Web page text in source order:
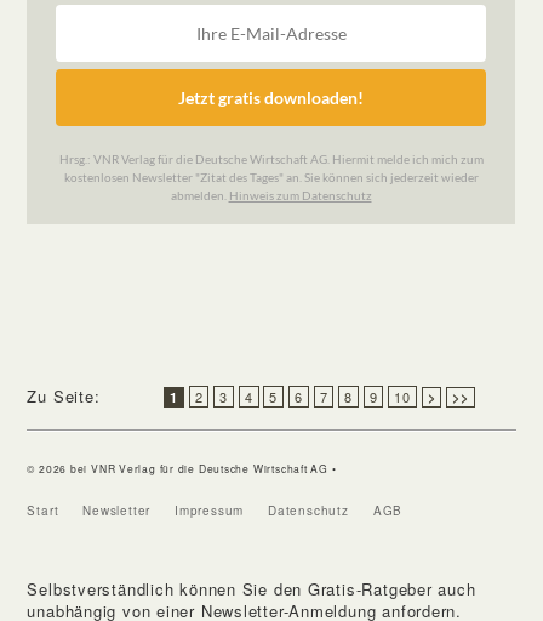
Zu Seite: 1 2 3 4 5 6 7 8 9 10 > >>
© 2026 bei VNR Verlag für die Deutsche Wirtschaft AG •
Start Newsletter Impressum Datenschutz AGB
Selbstverständlich können Sie den Gratis-Ratgeber auch
unabhängig von einer Newsletter-Anmeldung anfordern.